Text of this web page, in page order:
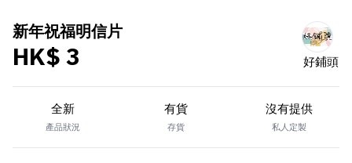
新年祝福明信片
HK$ 3 好鋪頭
全新
產品狀況
有貨
存貨
沒有提供
私人定製